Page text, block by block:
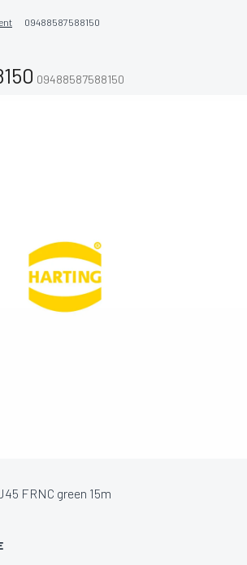
09488587588150
09488587588150
FRNC green 15m